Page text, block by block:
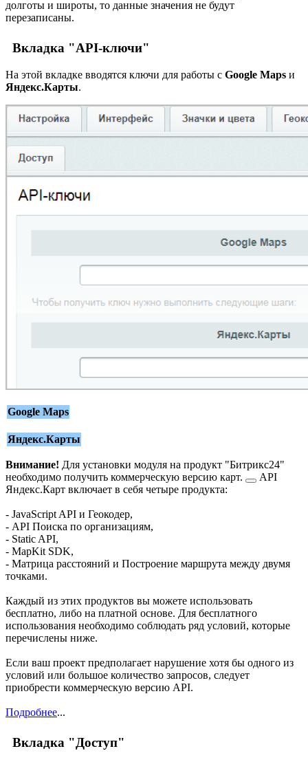
долготы и широты, то данные значения не будут
перезаписаны.
Вкладка "API-ключи"
На этой вкладке вводятся ключи для работы с Google Maps и
Яндекс.Карты.
Google Maps
Яндекс.Карты
Внимание! Для установки модуля на продукт "Битрикс24"
необходимо получить коммерческую версию карт.
API
Яндекс.Карт включает в себя четыре продукта:
- JavaScript API и Геокодер,
- API Поиска по организациям,
- Static API,
- MapKit SDK,
- Матрица расстояний и Построение маршрута между двумя
точками.
Каждый из этих продуктов вы можете использовать
бесплатно, либо на платной основе. Для бесплатного
использования необходимо соблюдать ряд условий, которые
перечислены ниже.
Если ваш проект предполагает нарушение хотя бы одного из
условий или большое количество запросов, следует
приобрести коммерческую версию API.
Подробнее...
Вкладка "Доступ"